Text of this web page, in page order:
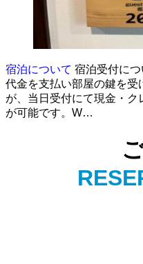
宿泊について 宿泊受付に
代金を支払い部屋の鍵を受
が、当日受付にて現金・ク
が可能です。W…